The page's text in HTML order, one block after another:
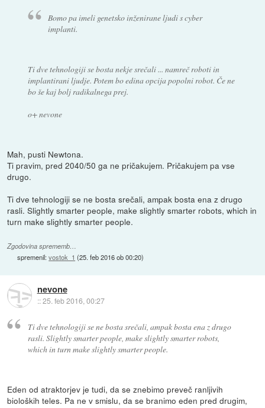
Bomo pa imeli genetsko inženirane ljudi s cyber
implanti.
Ti dve tehnologiji se bosta nekje srečali ... namreč roboti in
implantirani ljudje. Potem bo edina opcija popolni robot. Če ne
bo še kaj bolj radikalnega prej.
o+ nevone
Mah, pusti Newtona.
Ti pravim, pred 2040/50 ga ne pričakujem. Pričakujem pa vse
drugo.
Ti dve tehnologiji se ne bosta srečali, ampak bosta ena z drugo
rasli. Slightly smarter people, make slightly smarter robots, which in
turn make slightly smarter people.
Zgodovina sprememb…
spremenil:vostok_1 (25. feb 2016 ob 00:20)
nevone
::25. feb 2016, 00:27
Ti dve tehnologiji se ne bosta srečali, ampak bosta ena z drugo
rasli. Slightly smarter people, make slightly smarter robots,
which in turn make slightly smarter people.
Eden od atraktorjev je tudi, da se znebimo preveč ranljivih
bioloških teles. Pa ne v smislu, da se branimo eden pred drugim,